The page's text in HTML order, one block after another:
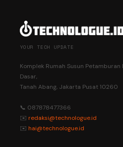
YOUR TECH UPDATE
Komplek Rumah Susun Petamburan
Dasar,
Tanah Abang, Jakarta Pusat 10260
📞 087878477366
✉️ redaksi@technologue.id
✉️ hai@technologue.id